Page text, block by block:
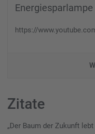
Energiesparlampe
https://
Zitate
„Der Baum der Zukunft